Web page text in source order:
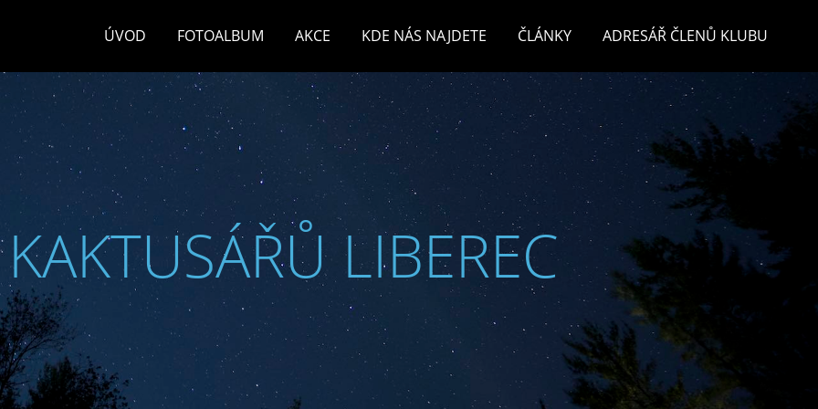
ÚVOD FOTOALBUM AKCE KDE NÁS NAJDETE ČLÁNKY ADRESÁŘ ČLENŮ KLUBU
LIBEREC